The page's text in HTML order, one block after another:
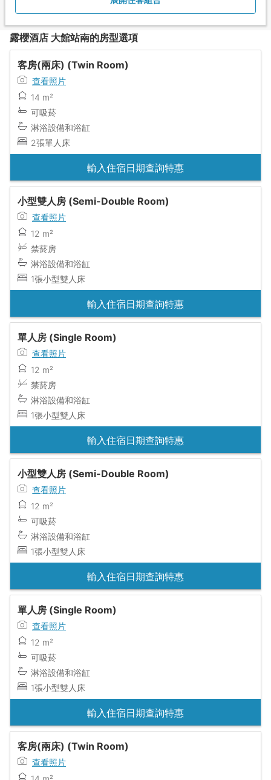
露櫻酒店 大館站南的房型選項
客房(兩床) (Twin Room)
查看照片
14 m²
可吸菸
淋浴設備和浴缸
2張單人床
輸入住宿日期查詢特惠
小型雙人房 (Semi-Double Room)
查看照片
12 m²
禁菸房
淋浴設備和浴缸
1張小型雙人床
輸入住宿日期查詢特惠
單人房 (Single Room)
查看照片
12 m²
禁菸房
淋浴設備和浴缸
1張小型雙人床
輸入住宿日期查詢特惠
小型雙人房 (Semi-Double Room)
查看照片
12 m²
可吸菸
淋浴設備和浴缸
1張小型雙人床
輸入住宿日期查詢特惠
單人房 (Single Room)
查看照片
12 m²
可吸菸
淋浴設備和浴缸
1張小型雙人床
輸入住宿日期查詢特惠
客房(兩床) (Twin Room)
查看照片